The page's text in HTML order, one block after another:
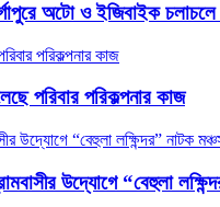
অটো ও ইজিবাইক
পরিবার পরিকল্পনার কাজ
উদ্যোগে “বেহুলা